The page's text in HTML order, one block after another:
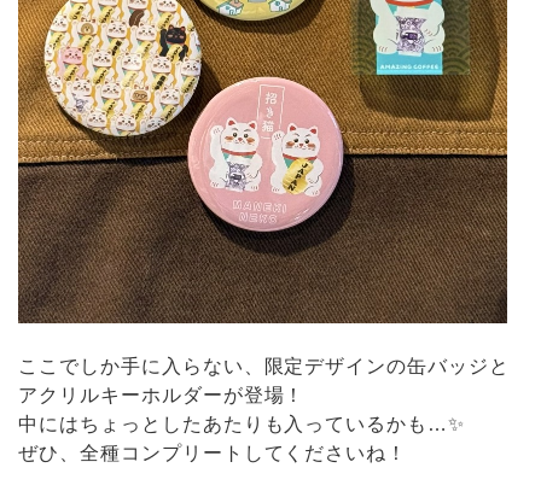
ここでしか手に入らない、限定デザインの缶バッジと
アクリルキーホルダーが登場！
中にはちょっとしたあたりも入っているかも…✨
ぜひ、全種コンプリートしてくださいね！